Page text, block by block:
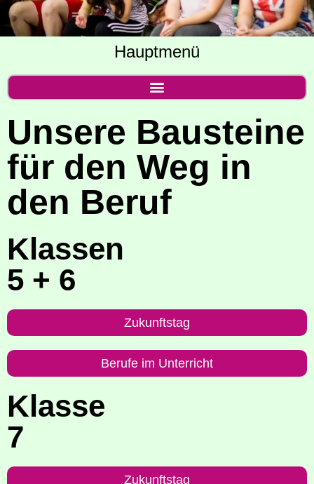
Hauptmenü
Unse­re Bau­stei­ne
für den Weg in
den Beruf
Klas­sen
5 + 6
Zukunfts­tag
Beru­fe im Unterricht
Klas­se
7
Zukunfts­tag